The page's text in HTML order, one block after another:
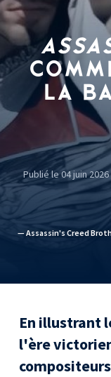
LA
Publié le 04 juin
— Assassin's Creed
En illustrant
l'ère